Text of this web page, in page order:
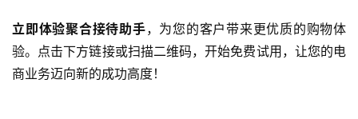
立即体验聚合接待助手，为您的客户带来更优质的购物体
验。点击下方链接或扫描二维码，开始免费试用，让您的电
商业务迈向新的成功高度！